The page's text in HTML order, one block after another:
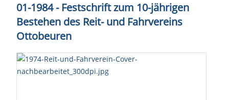
01-1984 - Festschrift zum 10-jährigen
Bestehen des Reit- und Fahrvereins
Ottobeuren